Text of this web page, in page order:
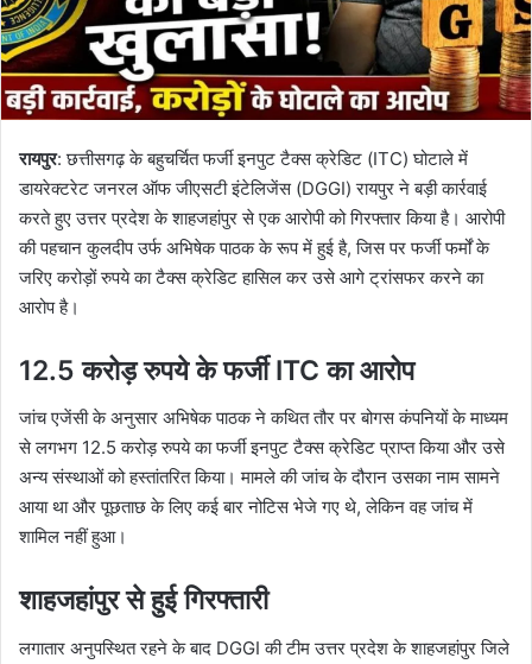
रायपुर: छत्तीसगढ़ के बहुचर्चित फर्जी इनपुट टैक्स क्रेडिट (ITC) घोटाले में
डायरेक्टरेट जनरल ऑफ जीएसटी इंटेलिजेंस (DGGI) रायपुर ने बड़ी कार्रवाई
करते हुए उत्तर प्रदेश के शाहजहांपुर से एक आरोपी को गिरफ्तार किया है। आरोपी
की पहचान कुलदीप उर्फ अभिषेक पाठक के रूप में हुई है, जिस पर फर्जी फर्मों के
जरिए करोड़ों रुपये का टैक्स क्रेडिट हासिल कर उसे आगे ट्रांसफर करने का
आरोप है।
12.5 करोड़ रुपये के फर्जी ITC का आरोप
जांच एजेंसी के अनुसार अभिषेक पाठक ने कथित तौर पर बोगस कंपनियों के माध्यम
से लगभग 12.5 करोड़ रुपये का फर्जी इनपुट टैक्स क्रेडिट प्राप्त किया और उसे
अन्य संस्थाओं को हस्तांतरित किया। मामले की जांच के दौरान उसका नाम सामने
आया था और पूछताछ के लिए कई बार नोटिस भेजे गए थे, लेकिन वह जांच में
शामिल नहीं हुआ।
शाहजहांपुर से हुई गिरफ्तारी
लगातार अनुपस्थित रहने के बाद DGGI की टीम उत्तर प्रदेश के शाहजहांपुर जिले